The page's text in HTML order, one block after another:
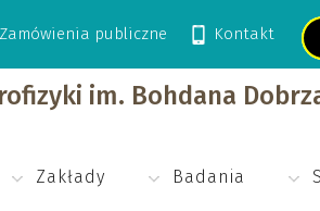
Zamówienia publiczne Kontakt
im. Bohdana
Zakłady Badania